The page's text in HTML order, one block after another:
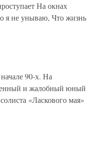
На окнах
я не унываю, Что жизнь
90-х. На
и жалобный юный
«Ласкового мая»